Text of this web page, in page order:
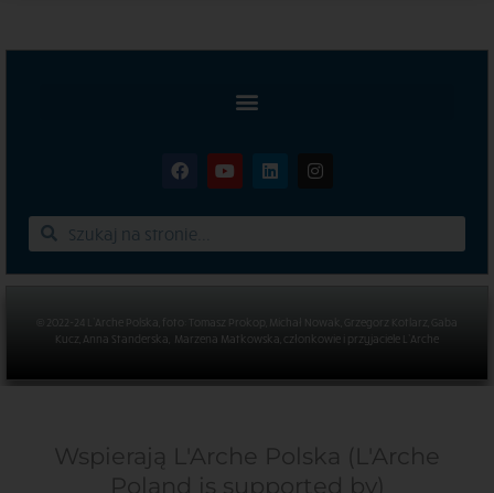
© 2022-24 L’Arche Polska, foto: Tomasz Prokop, Michał Nowak, Grzegorz Kotlarz, Gaba
Kucz, Anna Standerska, Marzena Matkowska, członkowie i przyjaciele L’Arche
Wspierają L'Arche Polska (L'Arche
Poland is supported by)